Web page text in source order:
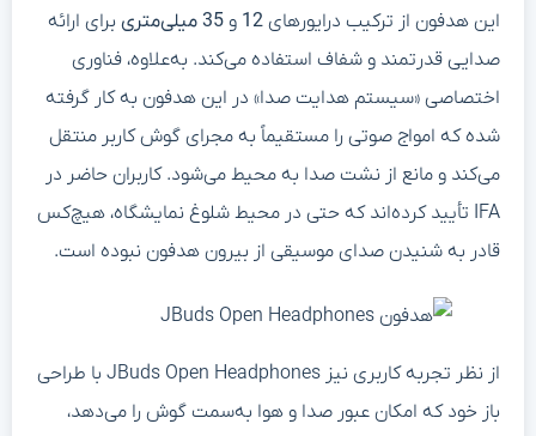
این هدفون از ترکیب درایورهای 12 و 35 میلی‌متری
برای ارائه
صدایی قدرتمند و شفاف استفاده می‌کند. به‌علاوه، فناوری
اختصاصی «سیستم هدایت صدا» در این هدفون به کار گرفته
شده که امواج صوتی را مستقیماً به مجرای گوش کاربر منتقل
می‌کند و مانع از نشت صدا به محیط می‌شود. کاربران حاضر در
IFA تأیید کرده‌اند که حتی در محیط شلوغ نمایشگاه، هیچ‌کس
قادر به شنیدن صدای موسیقی از بیرون هدفون نبوده است.
از نظر تجربه کاربری نیز JBuds Open Headphones با طراحی
باز خود که امکان عبور صدا و هوا به‌سمت گوش را می‌دهد،